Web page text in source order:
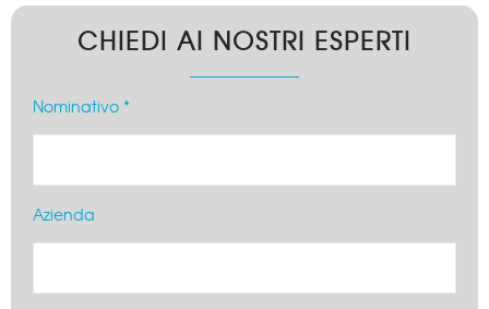
CHIEDI AI NOSTRI ESPERTI
Nominativo *
Azienda